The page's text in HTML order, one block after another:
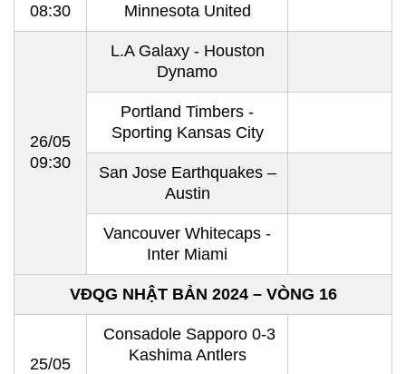
08:30
Minnesota United
26/05
09:30
L.A Galaxy - Houston
Dynamo
Portland Timbers -
Sporting Kansas City
San Jose Earthquakes –
Austin
Vancouver Whitecaps -
Inter Miami
VĐQG NHẬT BẢN 2024 – VÒNG 16
25/05
Consadole Sapporo 0-3
Kashima Antlers